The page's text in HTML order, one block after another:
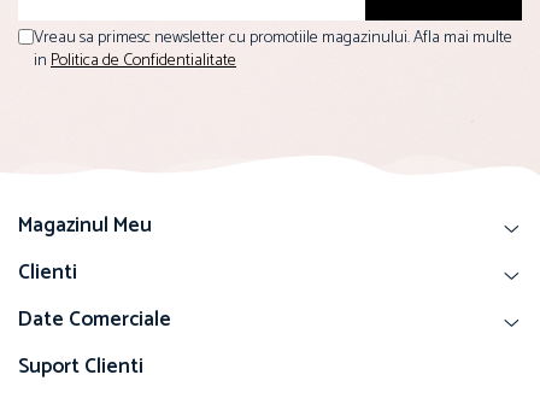
Vreau sa primesc newsletter cu promotiile magazinului. Afla mai multe
inPolitica de Confidentialitate
Magazinul Meu
Clienti
Date Comerciale
Suport Clienti